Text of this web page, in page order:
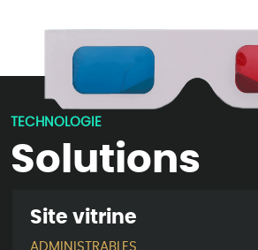
TECHNOLOGIE
Solutions
Site vitrine
ADMINISTRABLES